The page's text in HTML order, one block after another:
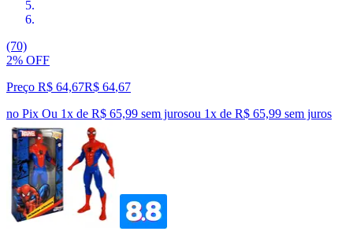
(70)
2% OFF
Preço R$ 64,67R$ 64,67
no Pix Ou 1x de R$ 65,99 sem jurosou 1x de R$ 65,99 sem juros